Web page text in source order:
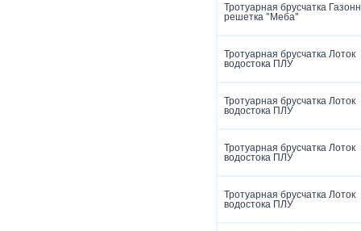
Тротуарная брусчатка
решетка "Меба"
Тротуарная брусчатка Лоток
водостока ПЛУ
Тротуарная брусчатка Лоток
водостока ПЛУ
Тротуарная брусчатка Лоток
водостока ПЛУ
Тротуарная брусчатка Лоток
водостока ПЛУ